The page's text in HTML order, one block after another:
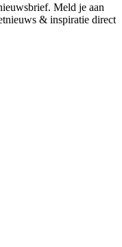
Meld je aan
& inspiratie direct